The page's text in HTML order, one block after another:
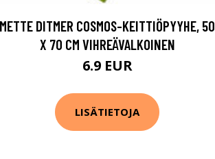
METTE DITMER COSMOS-KEITTIÖPYYHE, 50
X 70 CM VIHREÄVALKOINEN
6.9 EUR
LISÄTIETOJA